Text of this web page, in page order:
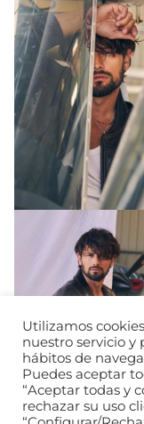
Utilizamos
nuestro servicio y
hábitos de
Puedes aceptar
“Aceptar todas y
rechazar su uso